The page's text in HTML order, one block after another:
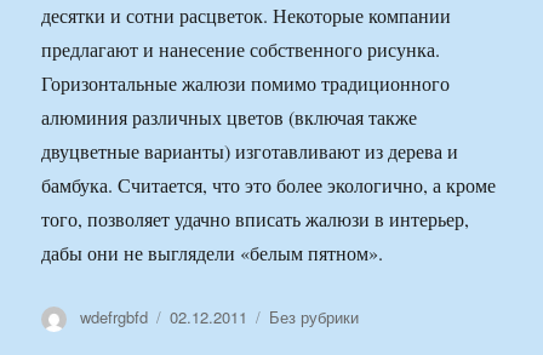
десятки и сотни расцветок. Некоторые компании
предлагают и нанесение собственного рисунка.
Горизонтальные жалюзи помимо традиционного
алюминия различных цветов (включая также
двуцветные варианты) изготавливают из дерева и
бамбука. Считается, что это более экологично, а кроме
того, позволяет удачно вписать жалюзи в интерьер,
дабы они не выглядели «белым пятном».
Автор
wdefrgbfd Опубликовано
02.12.2011 Рубрики
Без рубрики